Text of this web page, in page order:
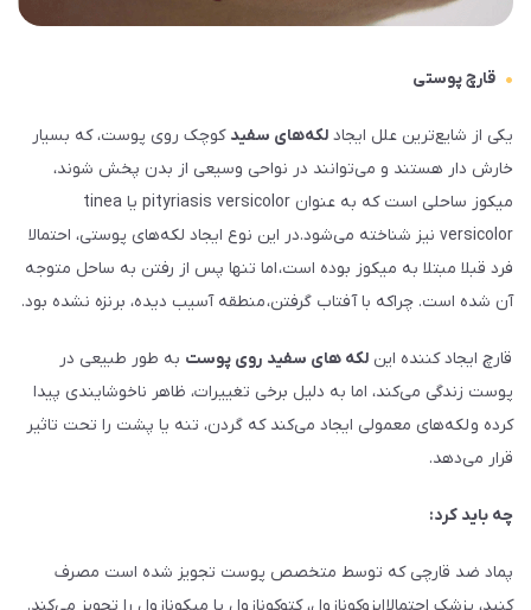
قارچ پوستی
یکی از شایع‌ترین علل ایجاد لکه‌های سفید کوچک روی پوست، که بسیار
خارش دار هستند و می‌توانند در نواحی وسیعی از بدن پخش شوند،
میکوز ساحلی است که به عنوان pityriasis versicolor یا tinea
versicolor نیز شناخته می‌شود.در این نوع ایجاد لکه‌های پوستی، احتمالا
فرد قبلا مبتلا به میکوز بوده است، اما تنها پس از رفتن به ساحل متوجه
آن شده است. چراکه با آفتاب گرفتن، منطقه آسیب دیده، برنزه نشده بود.
قارچ ایجاد کننده این لکه‌ های سفید روی پوست به طور طبیعی در
پوست زندگی می‌کند، اما به دلیل برخی تغییرات، ظاهر ناخوشایندی پیدا
کرده و لکه‌های معمولی ایجاد می‌کند که گردن، تنه یا پشت را تحت تاثیر
قرار می‌دهد.
چه باید کرد:
پماد ضد قارچی که توسط متخصص پوست تجویز شده است مصرف